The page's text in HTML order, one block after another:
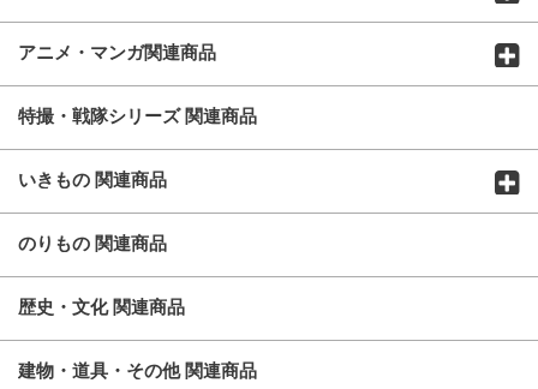
アニメ・マンガ関連商品
特撮・戦隊シリーズ 関連商品
いきもの 関連商品
のりもの 関連商品
歴史・文化 関連商品
建物・道具・その他 関連商品